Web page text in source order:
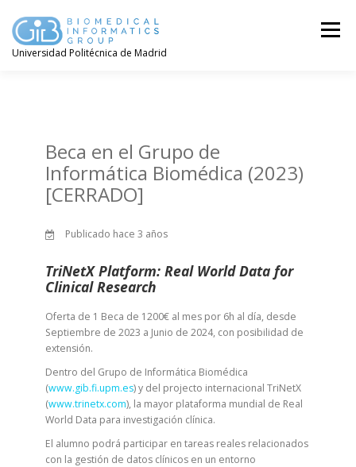
contenido
Universidad Politécnica de Madrid
Menú
Beca en el Grupo de
Informática Biomédica (2023)
[CERRADO]
Publicado hace 3 años
TriNetX Platform: Real World Data for
Clinical Research
Oferta de 1 Beca de 1200€ al mes por 6h al día, desde
Septiembre de 2023 a Junio de 2024, con posibilidad de
extensión.
Dentro del Grupo de Informática Biomédica
(www.gib.fi.upm.es) y del projecto internacional TriNetX
(www.trinetx.com), la mayor plataforma mundial de Real
World Data para investigación clínica.
El alumno podrá participar en tareas reales relacionados
con la gestión de datos clínicos en un entorno